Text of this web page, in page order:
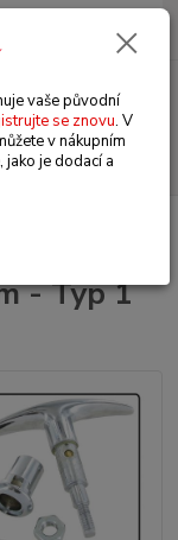
Menu
Hledat
0 Kč
- Typ 1
vaše původní
se znovu. V
v nákupním
jako je dodací a